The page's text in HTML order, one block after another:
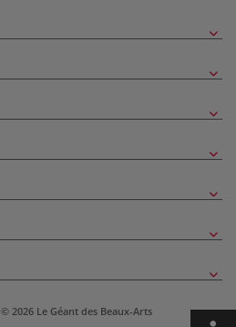
© 2026 Le Géant des Beaux-Arts